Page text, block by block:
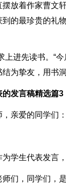
放着作家曹文
的最珍贵的礼
上进先读书。“
为挚友，用书
发言稿精选篇3
亲爱的同学们：
学生代表发言
们，同学们，